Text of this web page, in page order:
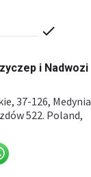
i Nadwozi
37-126, Medynia
522. Poland,